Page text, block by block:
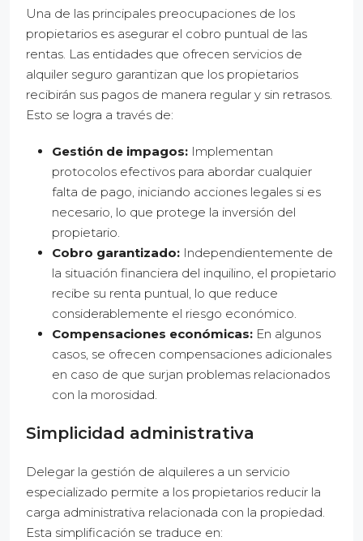
Una de las principales preocupaciones de los
propietarios es asegurar el cobro puntual de las
rentas. Las entidades que ofrecen servicios de
alquiler seguro garantizan que los propietarios
recibirán sus pagos de manera regular y sin retrasos.
Esto se logra a través de:
Gestión de impagos: Implementan
protocolos efectivos para abordar cualquier
falta de pago, iniciando acciones legales si es
necesario, lo que protege la inversión del
propietario.
Cobro garantizado: Independientemente de
la situación financiera del inquilino, el propietario
recibe su renta puntual, lo que reduce
considerablemente el riesgo económico.
Compensaciones económicas: En algunos
casos, se ofrecen compensaciones adicionales
en caso de que surjan problemas relacionados
con la morosidad.
Simplicidad administrativa
Delegar la gestión de alquileres a un servicio
especializado permite a los propietarios reducir la
carga administrativa relacionada con la propiedad.
Esta simplificación se traduce en: